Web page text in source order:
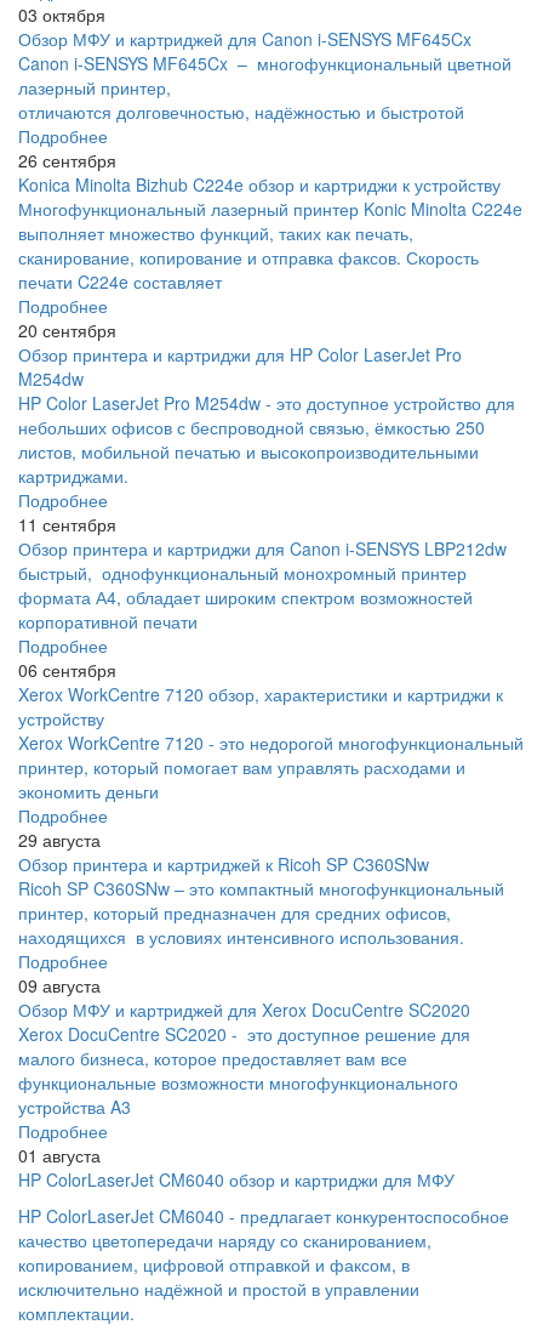
03 октября
Обзор МФУ и картриджей для Canon i-SENSYS MF645Cx
Canon i-SENSYS MF645Cx – многофункциональный цветной
лазерный принтер,
отличаются долговечностью, надёжностью и быстротой
Подробнее
26 сентября
Konica Minolta Bizhub C224e обзор и картриджи к устройству
Многофункциональный лазерный принтер Konic Minolta C224e
выполняет множество функций, таких как печать,
сканирование, копирование и отправка факсов. Скорость
печати C224e составляет
Подробнее
20 сентября
Обзор принтера и картриджи для HP Color LaserJet Pro
M254dw
HP Color LaserJet Pro M254dw - это доступное устройство для
небольших офисов с беспроводной связью, ёмкостью 250
листов, мобильной печатью и высокопроизводительными
картриджами.
Подробнее
11 сентября
Обзор принтера и картриджи для Canon i-SENSYS LBP212dw
быстрый, однофункциональный монохромный принтер
формата А4, обладает широким спектром возможностей
корпоративной печати
Подробнее
06 сентября
Xerox WorkCentre 7120 обзор, характеристики и картриджи к
устройству
Xerox WorkCentre 7120 - это недорогой многофункциональный
принтер, который помогает вам управлять расходами и
экономить деньги
Подробнее
29 августа
Обзор принтера и картриджей к Ricoh SP C360SNw
Ricoh SP C360SNw – это компактный многофункциональный
принтер, который предназначен для средних офисов,
находящихся в условиях интенсивного использования.
Подробнее
09 августа
Обзор МФУ и картриджей для Xerox DocuCentre SC2020
Xerox DocuCentre SC2020 - это доступное решение для
малого бизнеса, которое предоставляет вам все
функциональные возможности многофункционального
устройства A3
Подробнее
01 августа
HP ColorLaserJet CM6040 обзор и картриджи для МФУ
HP ColorLaserJet CM6040 - предлагает конкурентоспособное
качество цветопередачи наряду со сканированием,
копированием, цифровой отправкой и факсом, в
исключительно надёжной и простой в управлении
комплектации.